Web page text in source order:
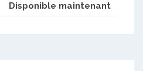
Disponible maintenant